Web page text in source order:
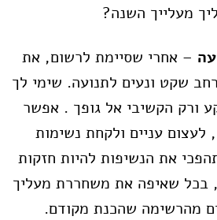
מעלייך השנה?
– אחרי שסיימת לרשום, את
שקט ונעים לתנועה. שימי לך
ורק הקשיבי אל גופך . אפשר
לעצום עניים ולקחת נשימות
את הנשיפות להיות חזקות
בכל שאיפה את משחררת מעליך
מהרשימה שהכנת מקודם.